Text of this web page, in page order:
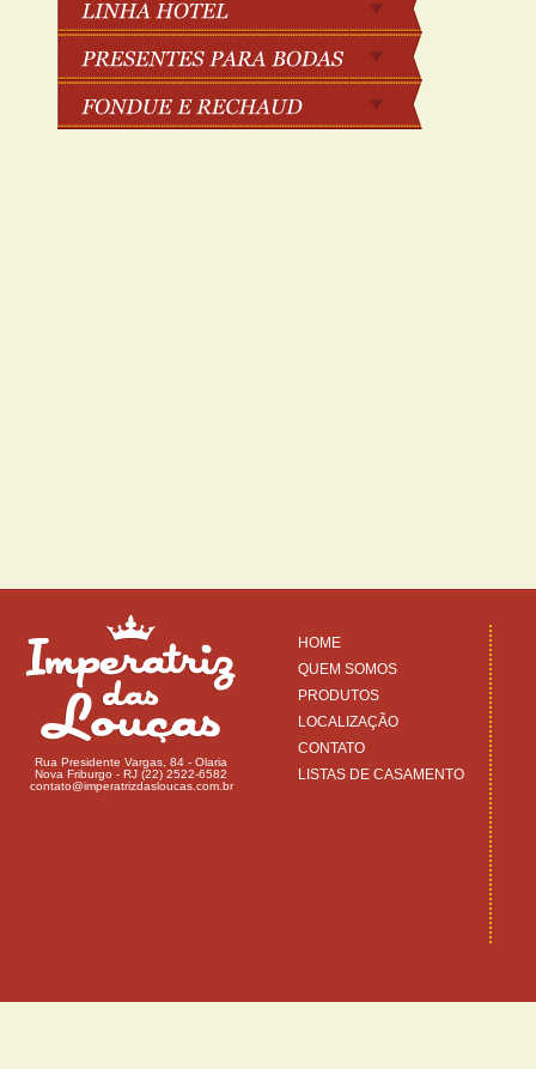
Rua Presidente Vargas, 84 - Olaria
Nova Friburgo - RJ (22) 2522-6582
contato@imperatrizdasloucas.com.br
HOME
QUEM SOMOS
PRODUTOS
LOCALIZAÇÃO
CONTATO
LISTAS DE CASAMENTO